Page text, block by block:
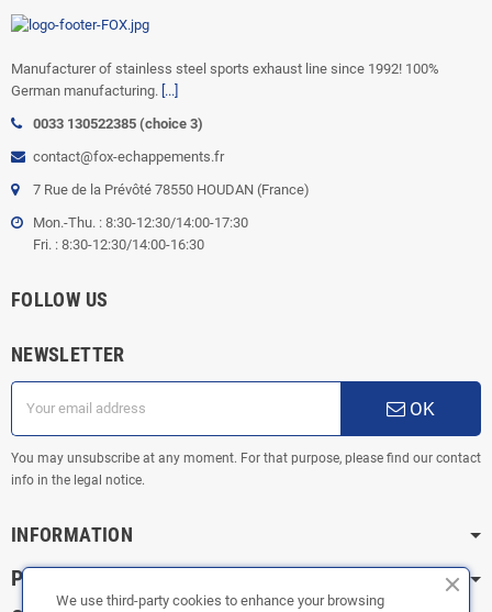
Manufacturer of stainless steel sports exhaust line since 1992! 100%
German manufacturing. [...]
0033 130522385 (choice 3)
contact@fox-echappements.fr
7 Rue de la Prévôté 78550 HOUDAN (France)
Mon.-Thu. : 8:30-12:30/14:00-17:30
Fri. : 8:30-12:30/14:00-16:30
FOLLOW US
NEWSLETTER
OK
You may unsubscribe at any moment. For that purpose, please find our contact
info in the legal notice.
INFORMATION
PRACTICAL INFORMATION
We use third-party cookies to enhance your browsing